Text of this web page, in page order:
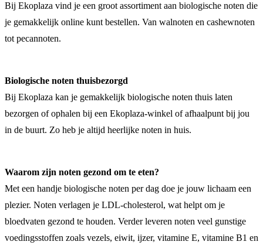
Bij Ekoplaza vind je een groot assortiment aan biologische noten die
je gemakkelijk online kunt bestellen. Van walnoten en cashewnoten
tot pecannoten.
Biologische noten thuisbezorgd
Bij Ekoplaza kan je gemakkelijk biologische noten thuis laten
bezorgen of ophalen bij een Ekoplaza-winkel of afhaalpunt bij jou
in de buurt. Zo heb je altijd heerlijke noten in huis.
Waarom zijn noten gezond om te eten?
Met een handje biologische noten per dag doe je jouw lichaam een
plezier. Noten verlagen je LDL-cholesterol, wat helpt om je
bloedvaten gezond te houden. Verder leveren noten veel gunstige
voedingsstoffen zoals vezels, eiwit, ijzer, vitamine E, vitamine B1 en